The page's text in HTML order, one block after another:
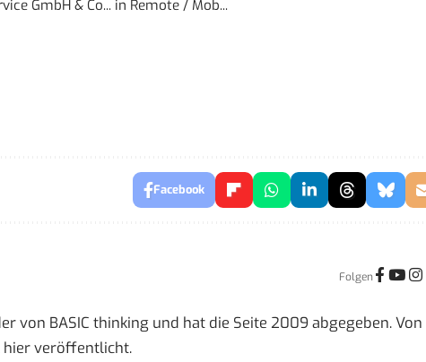
GmbH & Co...in Remote / Mob...
Facebook
Folgen
von BASIC thinking und hat die Seite 2009 abgegeben. Von
hier veröffentlicht.